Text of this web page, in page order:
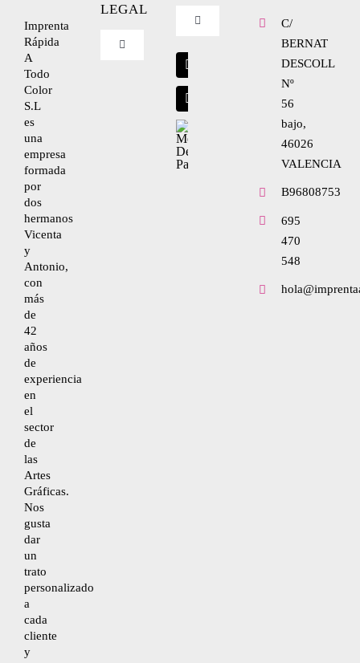
Imprenta
Rápida
A
Todo
Color
S.L
es
una
empresa
formada
por
dos
hermanos
Vicenta
y
Antonio,
con
más
de
42
años
de
experiencia
en
el
sector
de
las
Artes
Gráficas.
Nos
gusta
dar
un
trato
personalizado
a
cada
cliente
y
LEGAL
Toggle
Condiciones de uso
Toggle
C/
BERNAT
DESCOLL
Nº
56
bajo,
46026
VALENCIA
B96808753
695
470
548